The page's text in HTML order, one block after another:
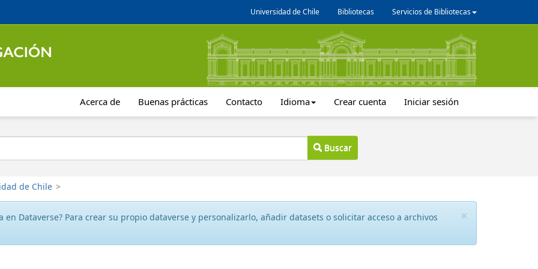
Universidad de Chile Bibliotecas Servicios de Bibliotecas
Acerca de Buenas prácticas Contacto Idioma Crear cuenta Iniciar sesión
Buscar
de Chile >
×
en Dataverse? Para crear su propio dataverse y personalizarlo, añadir datasets o solicitar acceso a archivos